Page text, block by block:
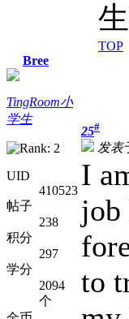
TOP
Bree
TingRoom小
学生
UID
410523
帖子
238
积分
297
学分
2094
个
25#
发表
I
job
to